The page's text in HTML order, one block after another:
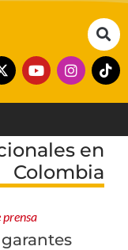
en
Colombia
prensa